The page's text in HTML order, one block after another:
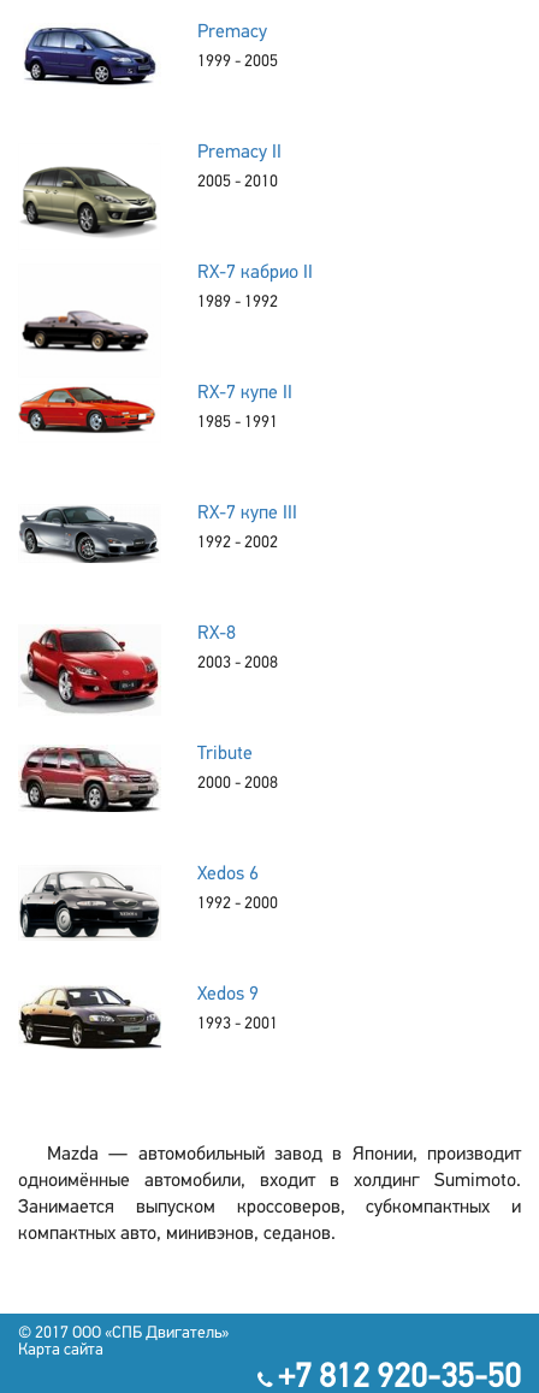
Premacy
1999 - 2005
Premacy II
2005 - 2010
RX-7 кабрио II
1989 - 1992
RX-7 купе II
1985 - 1991
RX-7 купе III
1992 - 2002
RX-8
2003 - 2008
Tribute
2000 - 2008
Xedos 6
1992 - 2000
Xedos 9
1993 - 2001
Mazda — автомобильный завод в Японии, производит
одноимённые автомобили, входит в холдинг Sumimoto.
Занимается выпуском кроссоверов, субкомпактных и
компактных авто, минивэнов, седанов.
© 2017 OOO «СПБ Двигатель»
Карта сайта
+7 812 920-35-50